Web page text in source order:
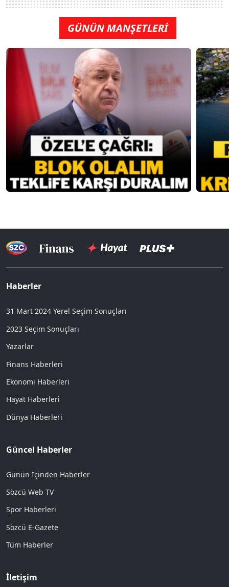
GÜNÜN MANŞETLERİ
Haberler
31 Mart 2024 Yerel Seçim Sonuçları
2023 Seçim Sonuçları
Yazarlar
Finans Haberleri
Ekonomi Haberleri
Hayat Haberleri
Dünya Haberleri
Güncel Haberler
Günün İçinden Haberler
Sözcü Web TV
Spor Haberleri
Sözcü E-Gazete
Tüm Haberler
İletişim